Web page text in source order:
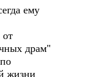
ему
от
драм"
жизни